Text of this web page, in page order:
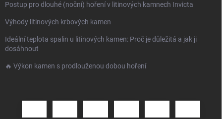
Postup pro dlouhé (noční) hoření v litinových kamnech Invicta
Výhody litinových krbových kamen
Ideální teplota spalin u litinových kamen: Proč je důležitá a jak ji
dosáhnout
🔥 Výkon kamen s prodlouženou dobou hoření